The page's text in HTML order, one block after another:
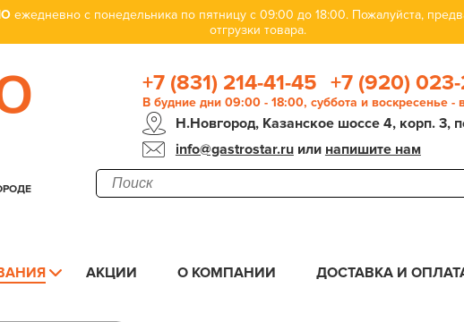
ежедневно с понедельника по пятницу с 09:00 до 18:00. Пожалуйста,
отгрузки товара.
+7 (831) 214-41-45 +7 (920)
В будние дни 09:00 - 18:00, суббота и воскресенье -
Н.Новгород, Казанское шоссе 4, корп. 3,
info@gastrostar.ruили напишите нам
АКЦИИ О КОМПАНИИ ДОСТАВКА И